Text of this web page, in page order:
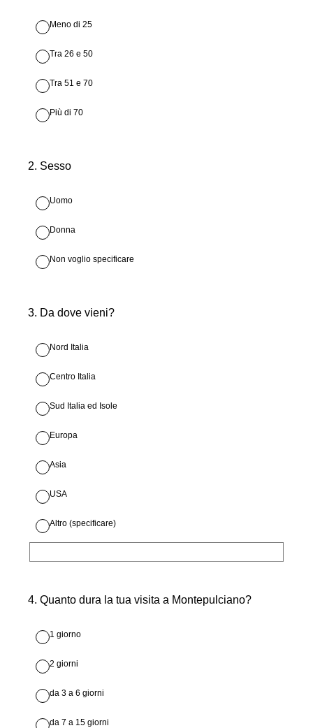
Meno di 25
Tra 26 e 50
Tra 51 e 70
Più di 70
2. Sesso
Uomo
Donna
Non voglio specificare
3. Da dove vieni?
Nord Italia
Centro Italia
Sud Italia ed Isole
Europa
Asia
USA
Altro (specificare)
4. Quanto dura la tua visita a Montepulciano?
1 giorno
2 giorni
da 3 a 6 giorni
da 7 a 15 giorni